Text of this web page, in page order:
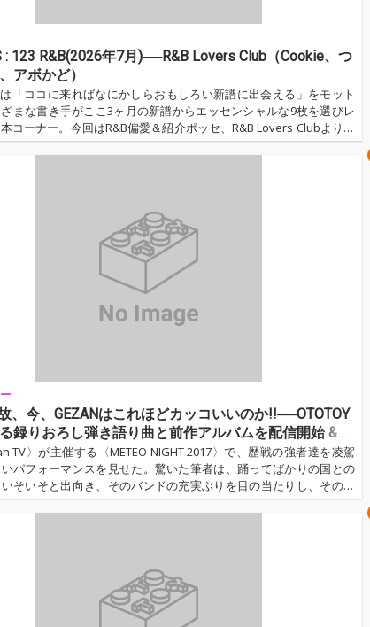
: 123 R&B(2026年7月)──R&B Lovers Club（Cookie、つ
アボかど）
は「ココに来ればなにかしらおもしろい新譜に出会える」をモット
まな書き手がここ3ヶ月の新譜からエッセンシャルな9枚を選びレ
コーナー。今回はR&B偏愛＆紹介ポッセ、R&B Lovers Clubより、
ちゃん、アボかどによる、現行のR&Bのエッセンシャルな新譜9枚
お届けします。...…
、今、GEZANはこれほどカッコいいのか!!──OTOTOY
録りおろし弾き語り曲と前作アルバムを配信開始 & イ
掲載!!
TV〉が主催する〈METEO NIGHT 2017〉で、歴戦の強者達を凌駕
パフォーマンスを見せた。驚いた筆者は、踊ってばかりの国との
そいそと出向き、そのバンドの充実ぶりを目の当たりし、その場
材を申し込んだ。「何故、今、GEZANはこれほどかっこいいの
かも、彼らはこのインタヴューを記念し、彼らの復活後一発目の大